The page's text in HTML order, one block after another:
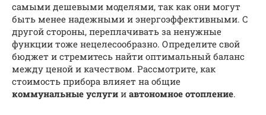
самыми дешевыми моделями, так как они могут
быть менее надежными и энергоэффективными. С
другой стороны, переплачивать за ненужные
функции тоже нецелесообразно. Определите свой
бюджет и стремитесь найти оптимальный баланс
между ценой и качеством. Рассмотрите, как
стоимость прибора влияет на общие
коммунальные услуги и автономное отопление.